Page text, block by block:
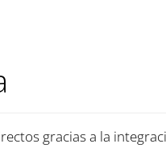
gracias a la